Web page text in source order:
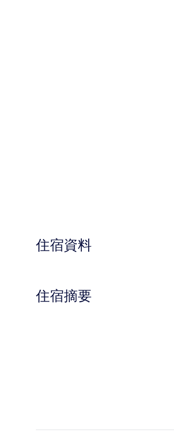
住宿資料
住宿摘要